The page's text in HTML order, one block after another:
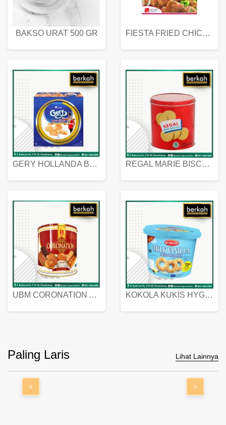
BAKSO URAT 500 GR FIESTA FRIED CHICKEN 500 GR
GERY HOLLANDA BUTTER COOKIES 450 GRAM REGAL MARIE BISCUIT KALENG 550 GRAM
UBM CORONATION ASSORTED BISKUIT KALENG 450 GRAM KOKOLA KUKIS HYGIENIC MILK VANILLA PACK 320 GR
Paling Laris Lihat Lainnya
< >